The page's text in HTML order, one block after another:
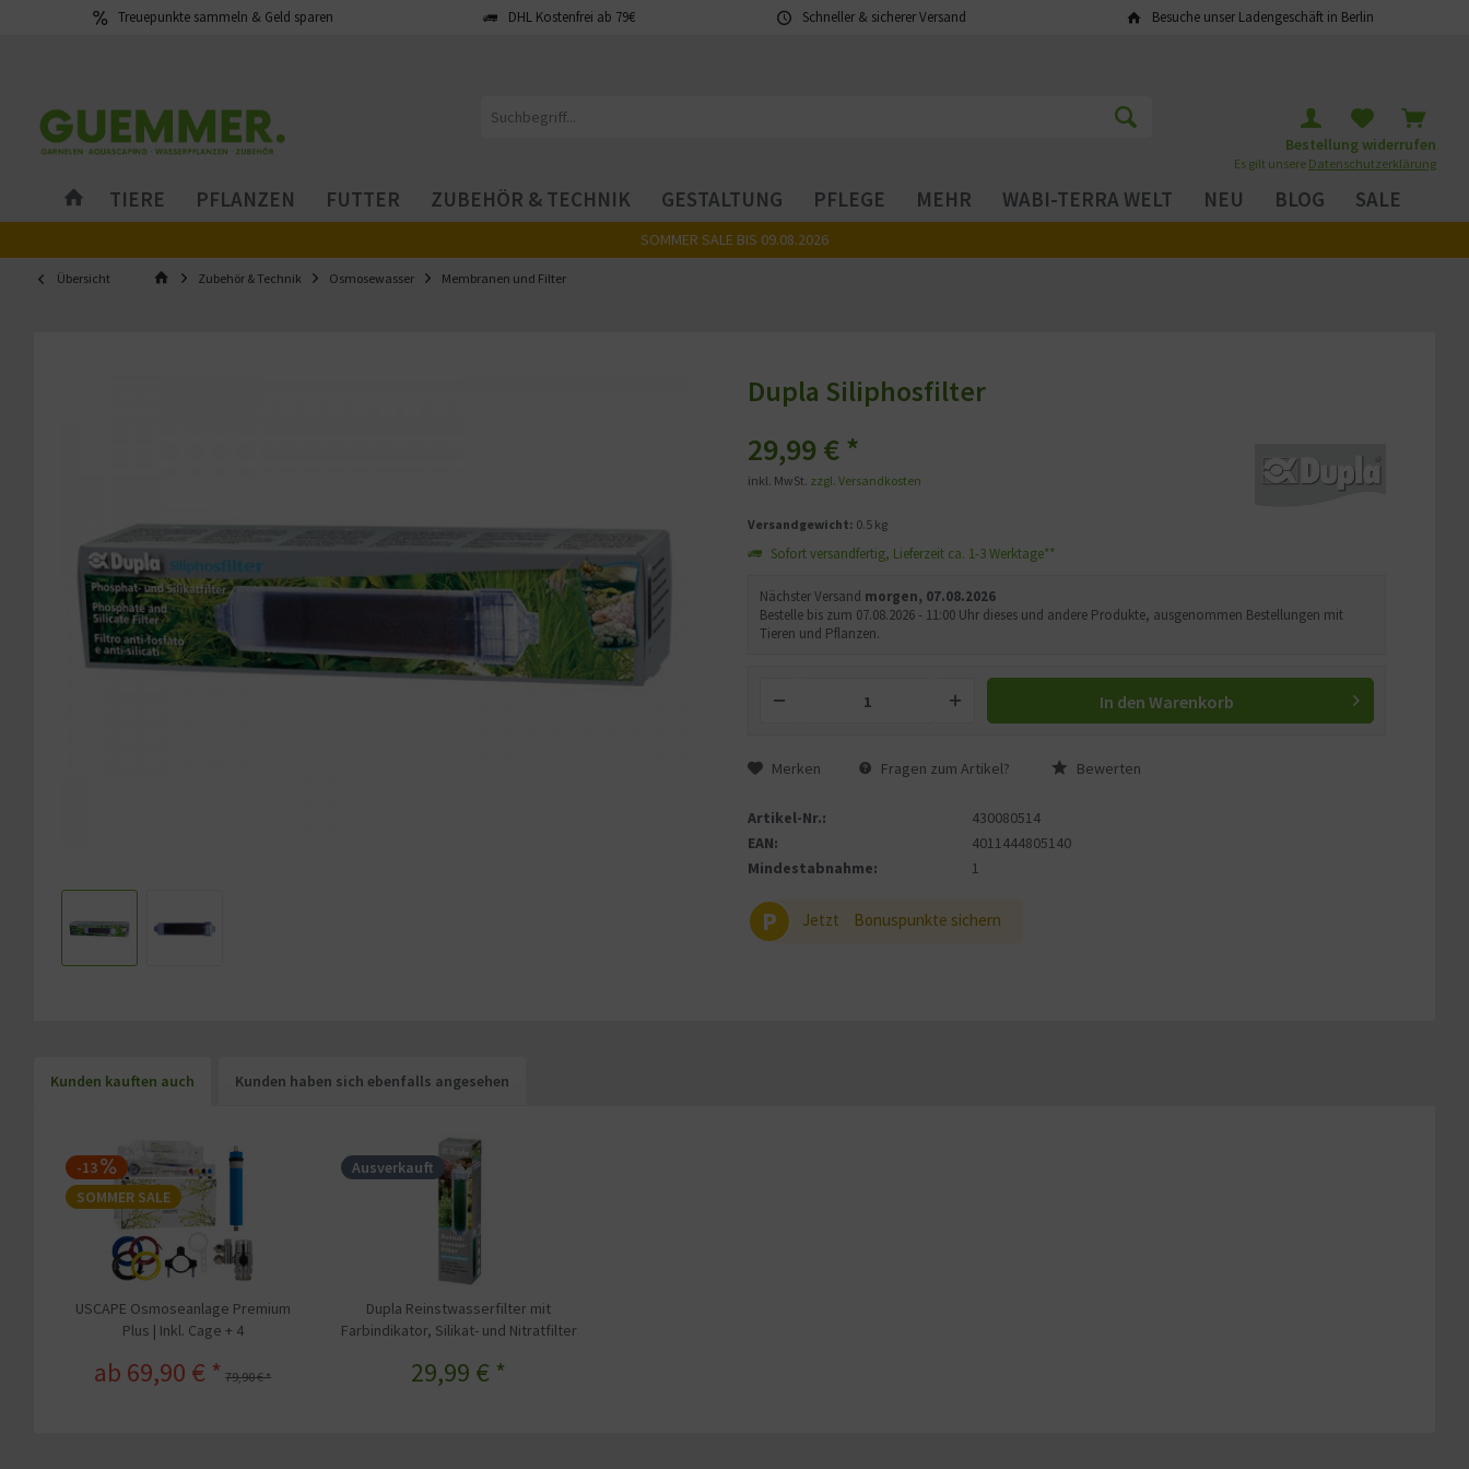
Treuepunkte sammeln & Geld sparen DHL Kostenfrei ab 79€ Schneller & sicherer Versand Besuche unser Ladengeschäft in Berlin
Bestellung widerrufen
Es gilt unsere Datenschutzerklärung
TIERE PFLANZEN FUTTER ZUBEHÖR & TECHNIK GESTALTUNG PFLEGE MEHR WABI-TERRA WELT NEU BLOG SALE
SOMMER SALE BIS 09.08.2026
Übersicht Zubehör & Technik Osmosewasser Membranen und Filter
Dupla Siliphosfilter
29,99 € *
inkl. MwSt. zzgl. Versandkosten
Versandgewicht: 0.5 kg
Sofort versandfertig, Lieferzeit ca. 1-3 Werktage**
Nächster Versand morgen, 07.08.2026
Bestelle bis zum 07.08.2026 - 11:00 Uhr dieses und andere Produkte, ausgenommen Bestellungen mit
Tieren und Pflanzen.
In den Warenkorb
Merken Fragen zum Artikel? Bewerten
Artikel-Nr.:
430080514
EAN:
4011444805140
Mindestabnahme:
1
P Jetzt Bonuspunkte sichern
Kunden kauften auch Kunden haben sich ebenfalls angesehen
-13
SOMMER SALE
USCAPE Osmoseanlage Premium
Plus | Inkl. Cage + 4
ab 69,90 € * 79,90 € *
Ausverkauft
Dupla Reinstwasserfilter mit
Farbindikator, Silikat- und Nitratfilter
29,99 € *